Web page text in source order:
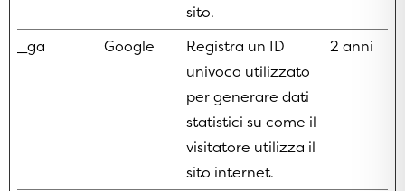
sito.
_ga Google
Registra un ID
univoco utilizzato
per generare dati
statistici su come il
visitatore utilizza il
sito internet.
2 anni